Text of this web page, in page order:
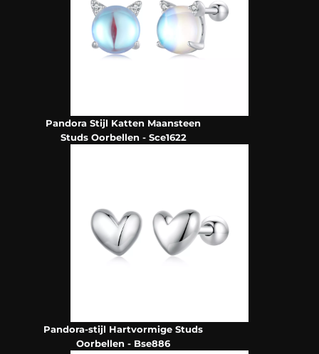
Pandora Stijl Katten Maansteen
Studs Oorbellen - Sce1622
Pandora-stijl Hartvormige Studs
Oorbellen - Bse886